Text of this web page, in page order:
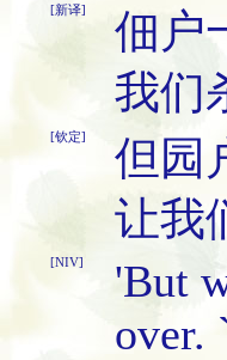
[新译]
佃户
我们
[钦定]
但园
让我
[NIV]
'But
over.